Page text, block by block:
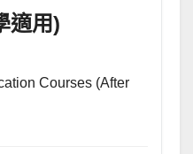
適用)
Courses (After